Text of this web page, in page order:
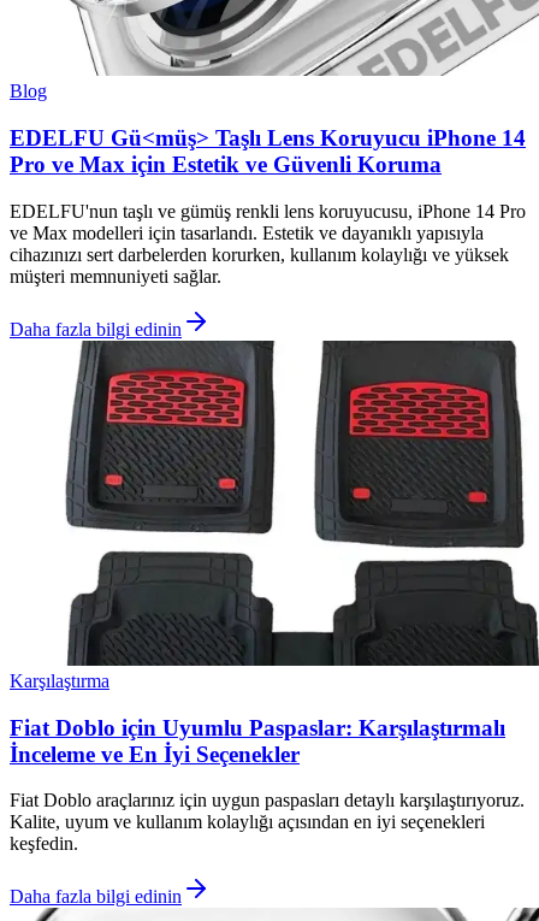
Blog
EDELFU Gü<müş> Taşlı Lens Koruyucu iPhone 14
Pro ve Max için Estetik ve Güvenli Koruma
EDELFU'nun taşlı ve gümüş renkli lens koruyucusu, iPhone 14 Pro
ve Max modelleri için tasarlandı. Estetik ve dayanıklı yapısıyla
cihazınızı sert darbelerden korurken, kullanım kolaylığı ve yüksek
müşteri memnuniyeti sağlar.
Daha fazla bilgi edinin
Karşılaştırma
Fiat Doblo için Uyumlu Paspaslar: Karşılaştırmalı
İnceleme ve En İyi Seçenekler
Fiat Doblo araçlarınız için uygun paspasları detaylı karşılaştırıyoruz.
Kalite, uyum ve kullanım kolaylığı açısından en iyi seçenekleri
keşfedin.
Daha fazla bilgi edinin